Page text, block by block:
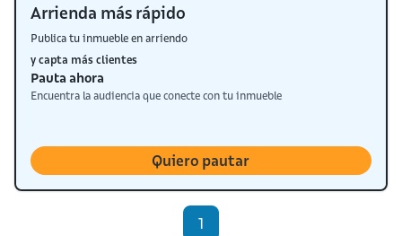
Arrienda más rápido
Publica tu inmueble en arriendo
y capta más clientes
Pauta ahora
Encuentra la audiencia que conecte con tu inmueble
Quiero pautar
1